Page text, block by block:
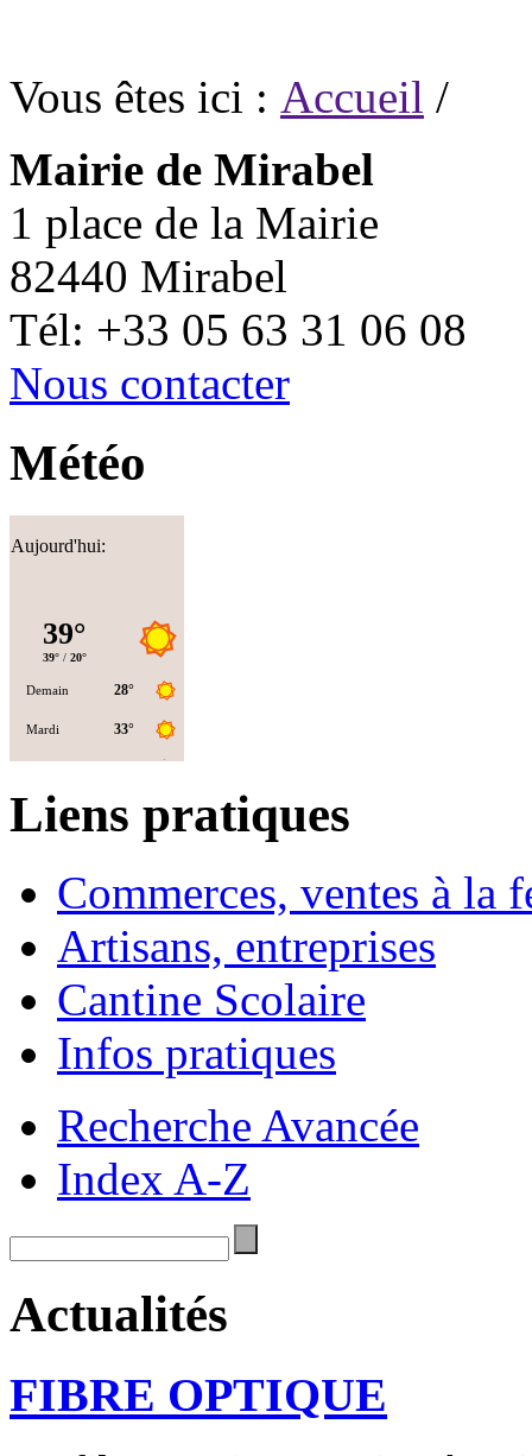
Vous êtes ici : Accueil /
Mairie de Mirabel
1 place de la Mairie
82440 Mirabel
Tél: +33 05 63 31 06 08
Nous contacter
Météo
Aujourd'hui:
Liens pratiques
Commerces, ventes à la
Artisans, entreprises
Cantine Scolaire
Infos pratiques
Recherche Avancée
Index A-Z
Actualités
FIBRE OPTIQUE